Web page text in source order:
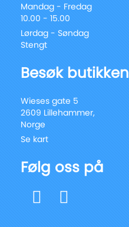
Mandag - Fredag
10.00 - 15.00
Lørdag - Søndag
Stengt
Besøk butikken
Wieses gate 5
2609 Lillehammer,
Norge
Se kart
Følg oss på